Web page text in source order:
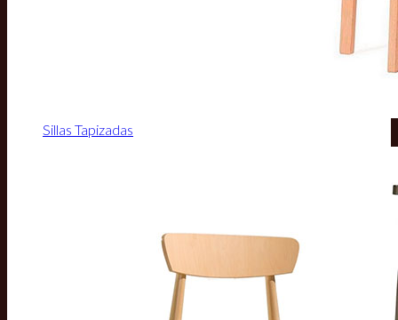
Sillas Tapizadas